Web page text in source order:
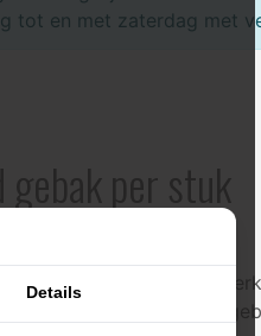
tot en met zaterdag met
Onze
u een bepaald soort
Details